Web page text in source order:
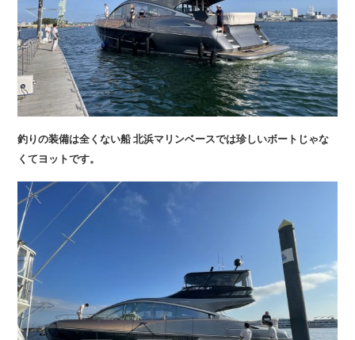
釣りの装備は全くない船 北浜マリンベースでは珍しいボートじゃな
くてヨットです。